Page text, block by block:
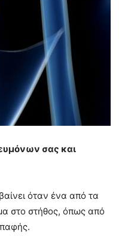
σας και
όταν ένα από τα
στο στήθος, όπως από